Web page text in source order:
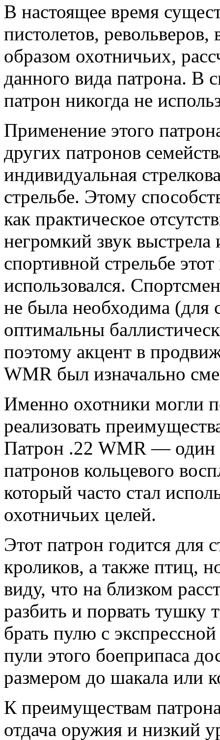
В настоящее время
пистолетов,
образом охотничьих,
данного вида патрона. В
патрон никогда не
Применение этого
других патронов
индивидуальная
стрельбе. Этому
как практическое
негромкий звук
спортивной стрельбе
использовался.
не была необходима
оптимальны
поэтому акцент в
WMR был изначально
Именно охотники могли
реализовать
Патрон .22 WMR — один
патронов кольцевого
который часто стал
охотничьих целей.
Этот патрон годится для
кроликов, а также птиц,
виду, что на близком
разбить и порвать тушку
брать пулю с
пули этого боеприпаса
размером до шакала или
К преимуществам
отдача оружия и низкий